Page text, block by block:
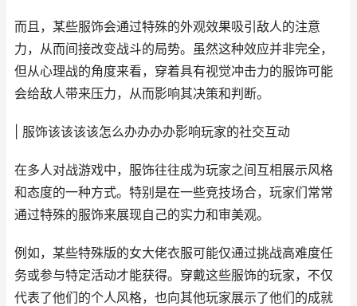
而且，某些服饰会通过特殊的外观效果吸引敌人的注意
力，从而间接改变战斗的局势。虽然这种效应并非完全，
但从心理战的角度来看，穿着具有视觉冲击力的服饰可能
会给敌人带来压力，从而影响其决策和判断。
| 服饰该该该该怎么办办办办影响玩家的社交互动
在多人对战游戏中，服饰往往成为玩家之间互相展示风格
和态度的一种方式。特别是在一些竞技场合，玩家们常常
通过特殊的服饰来展现自己的实力和审美观。
例如，某些特殊版的女大佬衣服可能仅通过挑战高难度任
务或参与特定活动才能获得。穿戴这些服饰的玩家，不仅
代表了他们的个人风格，也向其他玩家展示了他们的成就